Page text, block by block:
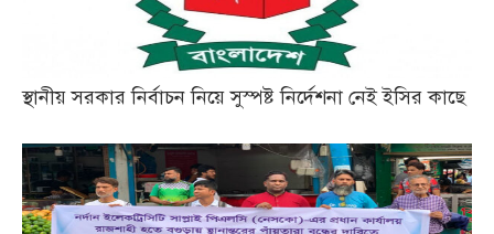
স্থানীয় সরকার নির্বাচন নিয়ে সুস্পষ্ট নির্দেশনা নেই ইসির কাছে